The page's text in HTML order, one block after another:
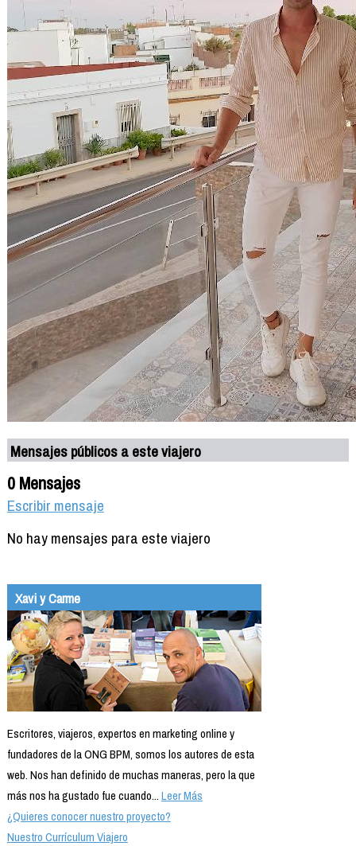
Mensajes públicos a este viajero
0 Mensajes
Escribir mensaje
No hay mensajes para este viajero
Xavi y Carme
Escritores, viajeros, expertos en marketing online y
fundadores de la ONG BPM, somos los autores de esta
web. Nos han definido de muchas maneras, pero la que
más nos ha gustado fue cuando...Leer Más
¿Quieres conocer nuestro proyecto?
Nuestro Currículum Viajero